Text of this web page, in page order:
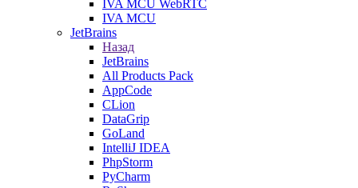
IVA MCU WebRTC
IVA MCU
JetBrains
Назад
JetBrains
All Products Pack
AppCode
CLion
DataGrip
GoLand
IntelliJ IDEA
PhpStorm
PyCharm